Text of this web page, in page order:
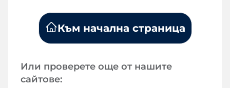
Към начална страница
Или проверете още от нашите
сайтове: